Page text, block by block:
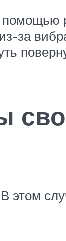
помощью
за
этом